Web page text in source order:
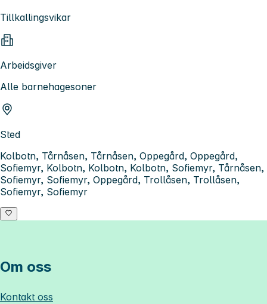
Tillkallingsvikar
Arbeidsgiver
Alle barnehagesoner
Sted
Kolbotn, Tårnåsen, Tårnåsen, Oppegård, Oppegård,
Sofiemyr, Kolbotn, Kolbotn, Kolbotn, Sofiemyr, Tårnåsen,
Sofiemyr, Sofiemyr, Oppegård, Trollåsen, Trollåsen,
Sofiemyr, Sofiemyr
Om oss
Kontakt oss